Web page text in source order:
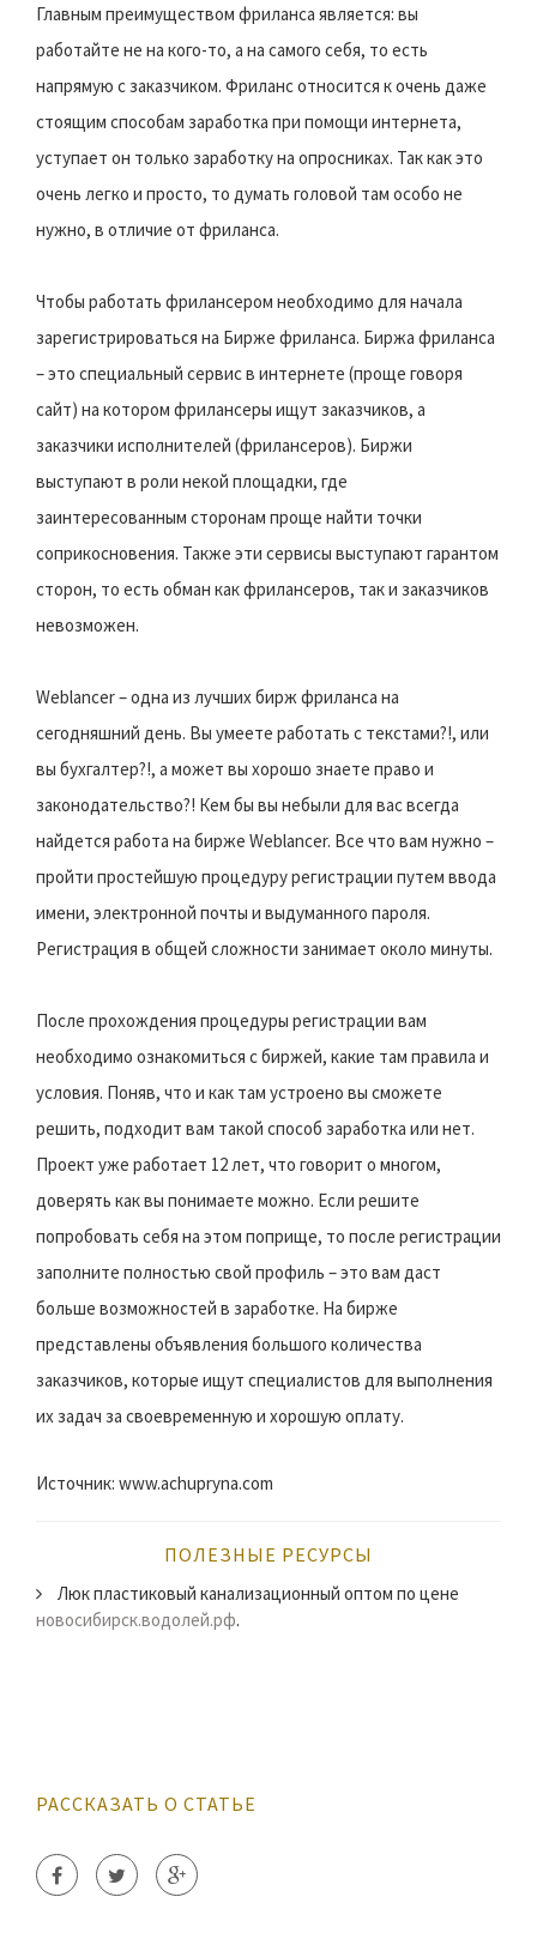
Главным преимуществом фриланса является: вы
работайте не на кого-то, а на самого себя, то есть
напрямую с заказчиком. Фриланс относится к очень даже
стоящим способам заработка при помощи интернета,
уступает он только заработку на опросниках. Так как это
очень легко и просто, то думать головой там особо не
нужно, в отличие от фриланса.
Чтобы работать фрилансером необходимо для начала
зарегистрироваться на Бирже фриланса. Биржа фриланса
– это специальный сервис в интернете (проще говоря
сайт) на котором фрилансеры ищут заказчиков, а
заказчики исполнителей (фрилансеров). Биржи
выступают в роли некой площадки, где
заинтересованным сторонам проще найти точки
соприкосновения. Также эти сервисы выступают гарантом
сторон, то есть обман как фрилансеров, так и заказчиков
невозможен.
Weblancer – одна из лучших бирж фриланса на
сегодняшний день. Вы умеете работать с текстами?!, или
вы бухгалтер?!, а может вы хорошо знаете право и
законодательство?! Кем бы вы небыли для вас всегда
найдется работа на бирже Weblancer. Все что вам нужно –
пройти простейшую процедуру регистрации путем ввода
имени, электронной почты и выдуманного пароля.
Регистрация в общей сложности занимает около минуты.
После прохождения процедуры регистрации вам
необходимо ознакомиться с биржей, какие там правила и
условия. Поняв, что и как там устроено вы сможете
решить, подходит вам такой способ заработка или нет.
Проект уже работает 12 лет, что говорит о многом,
доверять как вы понимаете можно. Если решите
попробовать себя на этом поприще, то после регистрации
заполните полностью свой профиль – это вам даст
больше возможностей в заработке. На бирже
представлены объявления большого количества
заказчиков, которые ищут специалистов для выполнения
их задач за своевременную и хорошую оплату.
Источник: www.achupryna.com
ПОЛЕЗНЫЕ РЕСУРСЫ
Люк пластиковый канализационный оптом по цене
новосибирск.водолей.рф.
РАССКАЗАТЬ О СТАТЬЕ